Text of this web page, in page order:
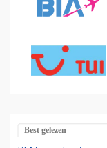
Best gelezen